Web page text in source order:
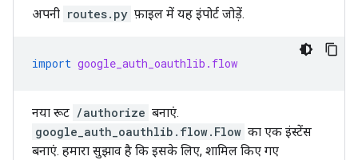
अपनी routes.py फ़ाइल में यह इंपोर्ट जोड़ें.
import google_auth_oauthlib.flow
नया रूट /authorize बनाएं.
google_auth_oauthlib.flow.Flow का एक इंस्टेंस
बनाएं. हमारा सुझाव है कि इसके लिए, शामिल किए गए